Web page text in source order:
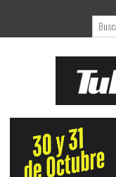
contenido